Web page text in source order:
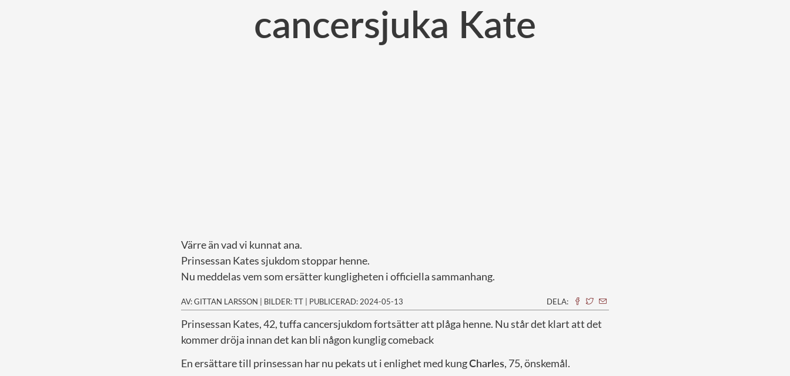
cancersjuka Kate
Värre än vad vi kunnat ana.
Prinsessan Kates sjukdom stoppar henne.
Nu meddelas vem som ersätter kungligheten i officiella sammanhang.
AV: GITTAN LARSSON | BILDER: TT | PUBLICERAD: 2024-05-13 DELA:
Prinsessan Kates, 42, tuffa cancersjukdom fortsätter att plåga henne. Nu står det klart att det
kommer dröja innan det kan bli någon kunglig comeback
En ersättare till prinsessan har nu pekats ut i enlighet med kungCharles, 75, önskemål.